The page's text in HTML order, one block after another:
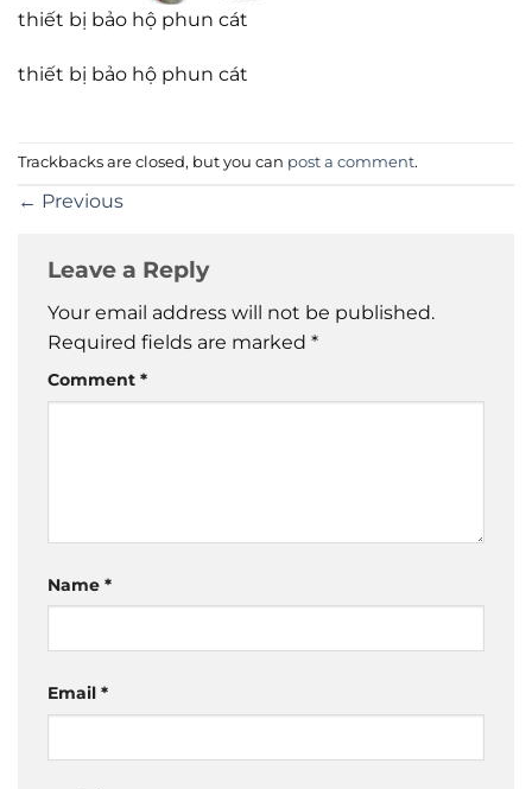
thiết bị bảo hộ phun cát
thiết bị bảo hộ phun cát
Trackbacks are closed, but you can post a comment.
← Previous
Leave a Reply
Your email address will not be published.
Required fields are marked *
Comment *
Name *
Email *